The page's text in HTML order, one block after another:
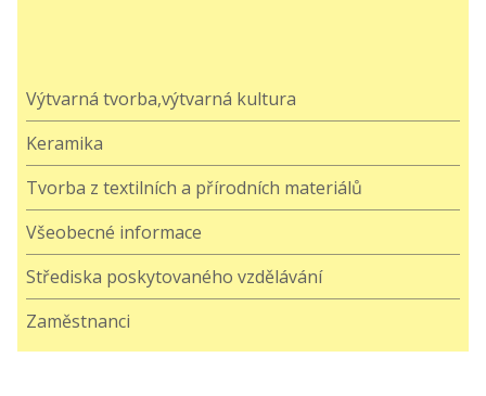
Výtvarná tvorba,výtvarná kultura
Keramika
Tvorba z textilních a přírodních materiálů
Všeobecné informace
Střediska poskytovaného vzdělávání
Zaměstnanci